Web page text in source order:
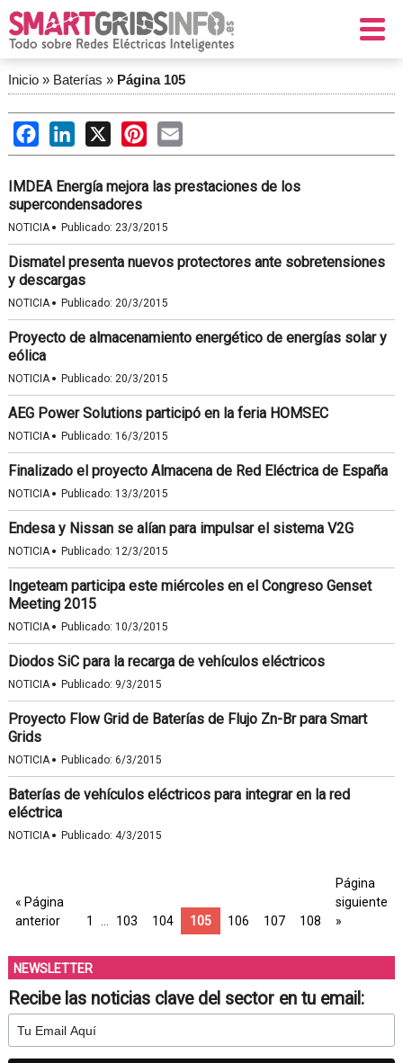
Inicio» Baterías » Página 105
FacebookLinkedIn
X PinterestEmail
IMDEA Energía mejora las prestaciones de los
supercondensadores
NOTICIA· Publicado: 23/3/2015
Dismatel presenta nuevos protectores ante sobretensiones
y descargas
NOTICIA· Publicado: 20/3/2015
Proyecto de almacenamiento energético de energías solar y
eólica
NOTICIA· Publicado: 20/3/2015
AEG Power Solutions participó en la feria HOMSEC
NOTICIA· Publicado: 16/3/2015
Finalizado el proyecto Almacena de Red Eléctrica de España
NOTICIA· Publicado: 13/3/2015
Endesa y Nissan se alían para impulsar el sistema V2G
NOTICIA· Publicado: 12/3/2015
Ingeteam participa este miércoles en el Congreso Genset
Meeting 2015
NOTICIA· Publicado: 10/3/2015
Diodos SiC para la recarga de vehículos eléctricos
NOTICIA· Publicado: 9/3/2015
Proyecto Flow Grid de Baterías de Flujo Zn-Br para Smart
Grids
NOTICIA· Publicado: 6/3/2015
Baterías de vehículos eléctricos para integrar en la red
eléctrica
NOTICIA· Publicado: 4/3/2015
« Página
anterior
1 103 104 105 106 107 108
Página
siguiente
»
NEWSLETTER
Recibe las noticias clave del sector en tu email: